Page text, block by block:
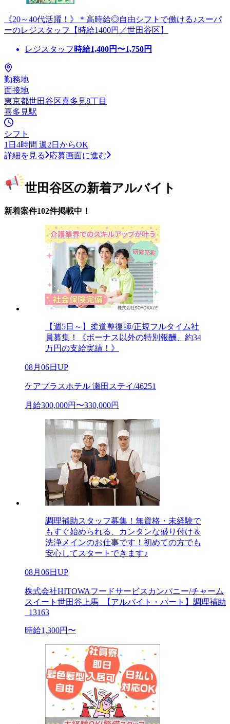
《20～40代活躍！》＊高時給◎自由シフトで働ける♪スーパ
ーのレジスタッフ【時給1400円／世田谷区】
レジスタッフ 時給1,400円〜1,750円
勤務地
面接地
東京都世田谷区喜多見8丁目
喜多見駅
シフト
1日4時間 週2日からOK
詳細を見る
応募画面に進む
世田谷区の新着アルバイト
新着案件102件掲載中！
【週5日～】柔道整復師/正規フルタイム社
員募集！《ボーナス以外の特別報酬、約34
万円の支給実績！》
08月06日UP
ケアプラスホテル 瀬田ステイ/46251
月給300,000円〜330,000円
調理補助スタッフ募集！無資格・未経験で
もすぐ始められる、カンタンな盛り付け＆
洗浄メインのお仕事です！初めての方でも
安心してスタートできます♪
08月06日UP
株式会社HITOWAフードサービスカンパニー/チャーム
スイート世田谷上馬_【アルバイト・パート】調理補助
_13163
時給1,300円〜